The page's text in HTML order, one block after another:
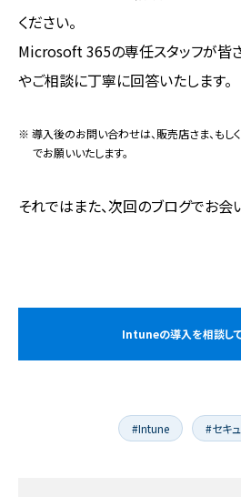
ください。
Microsoft 365の専任スタッフが皆
やご相談に丁寧に回答いたします。
※ 導入後のお問い合わせは、販売店さま、も
でお願いいたします。
それではまた、次回のブログでお会
Intuneの導入を相談し
#Intune #セキ